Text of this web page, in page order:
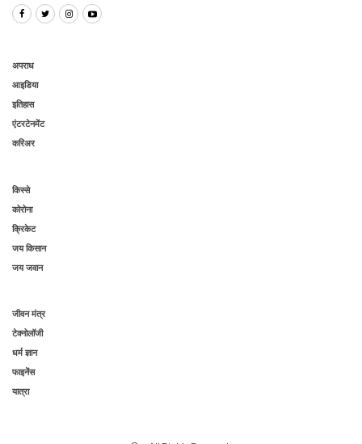
अपराध
आइडिया
इतिहास
एंटरटेनमेंट
करिअर
किस्से
कोरोना
क्रिकेट
जय किसान
जय जवान
जीवन मंत्र
टेक्नोलॉजी
धर्म ज्ञान
फाइनेंस
यात्रा